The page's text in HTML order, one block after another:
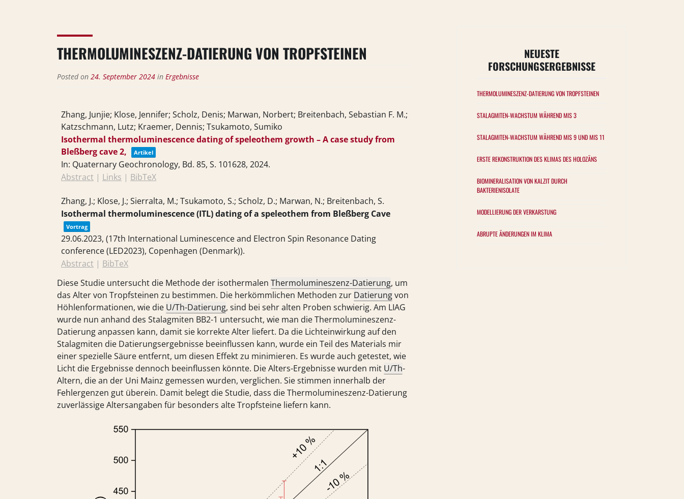
THERMOLUMINESZENZ-DATIERUNG VON TROPFSTEINEN
Posted on 24. September 2024 in Ergebnisse
Zhang, Junjie; Klose, Jennifer; Scholz, Denis; Marwan, Norbert; Breitenbach, Sebastian F. M.;
Katzschmann, Lutz; Kraemer, Dennis; Tsukamoto, Sumiko
Isothermal thermoluminescence dating of speleothem growth – A case study from
Bleßberg cave 2,
Artikel
In: Quaternary Geochronology, Bd. 85, S. 101628, 2024.
Abstract | Links | BibTeX
Zhang, J.; Klose, J.; Sierralta, M.; Tsukamoto, S.; Scholz, D.; Marwan, N.; Breitenbach, S.
Isothermal thermoluminescence (ITL) dating of a speleothem from Bleßberg Cave
Vortrag
29.06.2023, (17th International Luminescence and Electron Spin Resonance Dating
conference (LED2023), Copenhagen (Denmark)).
Abstract | BibTeX
Diese Studie untersucht die Methode der isothermalen Thermolumineszenz-Datierung, um
das Alter von Tropfsteinen zu bestimmen. Die herkömmlichen Methoden zur Datierungvon
Höhlenformationen, wie die U/Th-Datierung, sind bei sehr alten Proben schwierig. Am LIAG
wurde nun anhand des Stalagmiten BB2-1 untersucht, wie man die Thermolumineszenz-
Datierung anpassen kann, damit sie korrekte Alter liefert. Da die Lichteinwirkung auf den
Stalagmiten die Datierungsergebnisse beeinflussen kann, wurde ein Teil des Materials mir
einer spezielle Säure entfernt, um diesen Effekt zu minimieren. Es wurde auch getestet, wie
Licht die Ergebnisse dennoch beeinflussen könnte. Die Alters-Ergebnisse wurden mit U/Th-
Altern, die an der Uni Mainz gemessen wurden, verglichen. Sie stimmen innerhalb der
Fehlergenzen gut überein. Damit belegt die Studie, dass die Thermolumineszenz-Datierung
zuverlässige Altersangaben für besonders alte Tropfsteine liefern kann.
NEUESTE
FORSCHUNGSERGEBNISSE
THERMOLUMINESZENZ-DATIERUNG VON TROPFSTEINEN
STALAGMITEN-WACHSTUM WÄHREND MIS 3
STALAGMITEN-WACHSTUM WÄHREND MIS 9 UND MIS 11
ERSTE REKONSTRUKTION DES KLIMAS DES HOLOZÄNS
BIOMINERALISATION VON KALZIT DURCH
BAKTERIENISOLATE
MODELLIERUNG DER VERKARSTUNG
ABRUPTE ÄNDERUNGEN IM KLIMA